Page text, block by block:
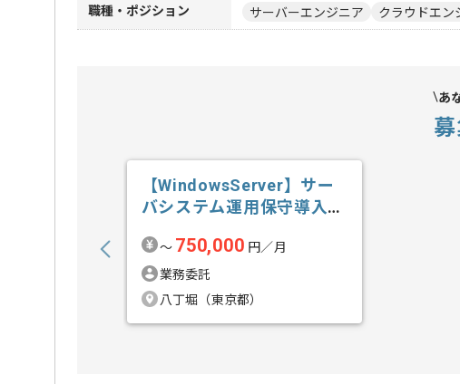
職種・ポジション サーバーエンジニア クラウドエン
あ
【WindowsServer】サー
バシステム運用保守導入技
〜 750,000 円／月
業務委託
八丁堀（東京都）